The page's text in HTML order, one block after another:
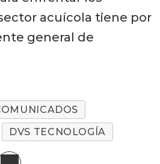
acuícola tiene por
general de
DVS TECNOLOGÍA